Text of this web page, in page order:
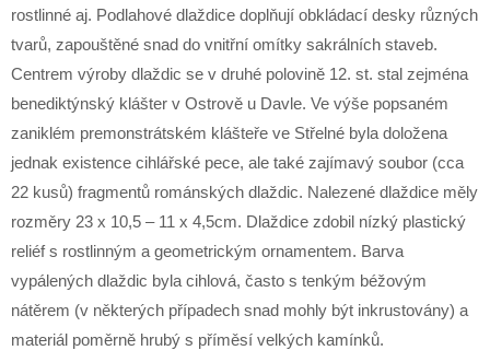
rostlinné aj. Podlahové dlaždice doplňují obkládací desky různých
tvarů, zapouštěné snad do vnitřní omítky sakrálních staveb.
Centrem výroby dlaždic se v druhé polovině 12. st. stal zejména
benediktýnský klášter v Ostrově u Davle. Ve výše popsaném
zaniklém premonstrátském klášteře ve Střelné byla doložena
jednak existence cihlářské pece, ale také zajímavý soubor (cca
22 kusů) fragmentů románských dlaždic. Nalezené dlaždice měly
rozměry 23 x 10,5 – 11 x 4,5cm. Dlaždice zdobil nízký plastický
reliéf s rostlinným a geometrickým ornamentem. Barva
vypálených dlaždic byla cihlová, často s tenkým béžovým
nátěrem (v některých případech snad mohly být inkrustovány) a
materiál poměrně hrubý s příměsí velkých kamínků.